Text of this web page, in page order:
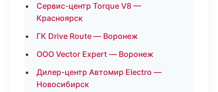
Сервис-центр Torque V8 —
Красноярск
ГК Drive Route — Воронеж
ООО Vector Expert — Воронеж
Дилер-центр Автомир Electro —
Новосибирск